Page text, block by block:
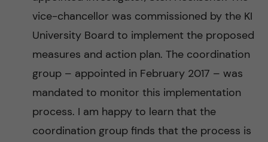
vice-chancellor was commissioned by the KI
University Board to implement the proposed
measures and action plan. The coordination
group – appointed in February 2017 – was
mandated to monitor this implementation
process. I am happy to learn that the
coordination group finds that the process is